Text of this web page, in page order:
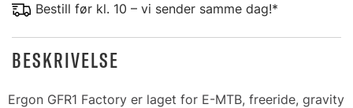
Bestill før kl. 10 – vi sender samme dag!*
BESKRIVELSE
Ergon GFR1 Factory er laget for E-MTB, freeride, gravity